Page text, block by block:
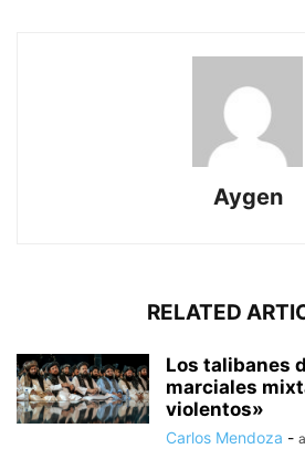
Aygen
RELATED
Los talibanes
marciales
violentos»
Carlos Mendoza -